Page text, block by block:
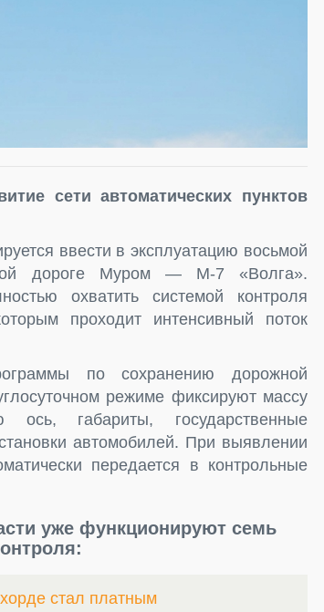
сети автоматических пунктов
ввести в эксплуатацию восьмой
дороге Муром — М-7 «Волга».
охватить системой контроля
проходит интенсивный поток
по сохранению дорожной
режиме фиксируют массу
габариты, государственные
автомобилей. При выявлении
передается в контрольные
уже функционируют семь
стал платным